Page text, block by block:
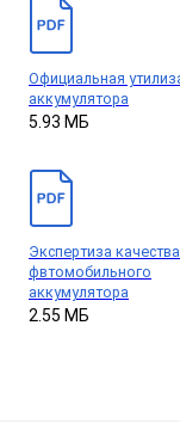
Официальная
аккумулятора
5.93 МБ
Экспертиза качества
фвтомобильного
аккумулятора
2.55 МБ